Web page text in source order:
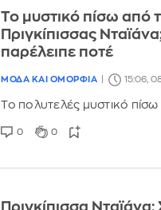
Το μυστικό πίσω από
Πριγκίπισσας
παρέλειπε ποτέ
ΜΟΔΑ ΚΑΙ ΟΜΟΡΦΙΑ 15:06,
Το πολυτελές μυστικό πίσω
0 0
Πριγκίπισσα